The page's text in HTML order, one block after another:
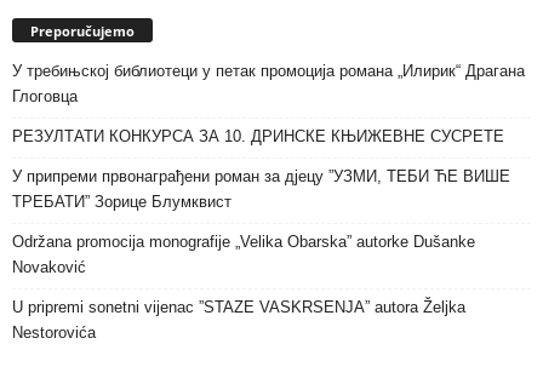
Preporučujemo
У требињској библиотеци у петак промоција романа „Илирик“ Драгана
Глоговца
РЕЗУЛТАТИ КОНКУРСА ЗА 10. ДРИНСКЕ КЊИЖЕВНЕ СУСРЕТЕ
У припреми првонаграђени роман за дјецу ”УЗМИ, ТЕБИ ЋЕ ВИШЕ
ТРЕБАТИ” Зорице Блумквист
Održana promocija monografije „Velika Obarska” autorke Dušanke
Novaković
U pripremi sonetni vijenac ”STAZE VASKRSENJA” autora Željka
Nestorovića